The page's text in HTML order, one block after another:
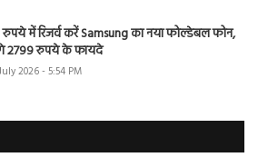
में रिजर्व करें Samsung का नया फोल्डेबल फोन,
2799 रुपये के फायदे
2026 - 5:54 PM